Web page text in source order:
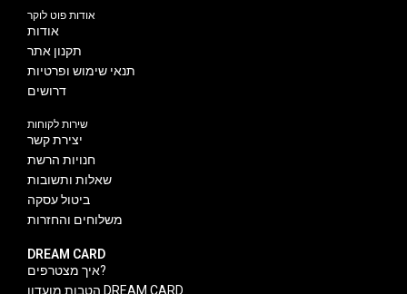
אודות פוט לוקר
אודות
תקנון אתר
תנאי שימוש ופרטיות
דרושים
שירות לקוחות
יצירת קשר
חנויות הרשת
שאלות ותשובות
ביטול עסקה
משלוחים והחזרות
DREAM CARD
איך מצטרפים?
הטבות מועדון DREAM CARD